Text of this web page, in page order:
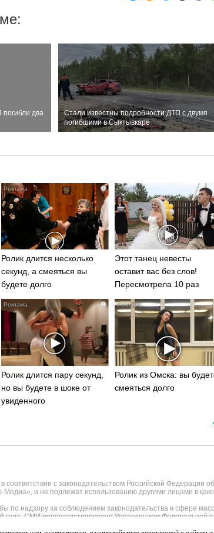
погибли два
Стали известны подробности ДТП с двумя
погибшими в Сыктывкаре
i
Ролик длится несколько
секунд, а смеяться вы
будете долго
Этот танец невесты
оставит вас без слов!
Пересмотрела 10 раз
i
Ролик длится пару секунд,
но вы будете в шоке от
увиденного
Ролик из Омска: вы
смеяться долго
с законодательством Российской Федерации
и не подлежат использованию другими лицами в
надзору за соблюдением законодательства в сфере
года. СМИ перерегистрировано Управлением Федеральной